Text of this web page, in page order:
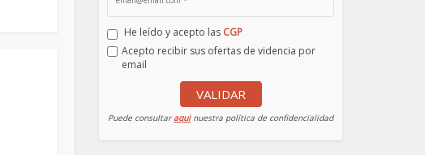
He leído y acepto las CGP
Acepto recibir sus ofertas de videncia por
email
VALIDAR
Puede consultaraquinuestra política de confidencialidad